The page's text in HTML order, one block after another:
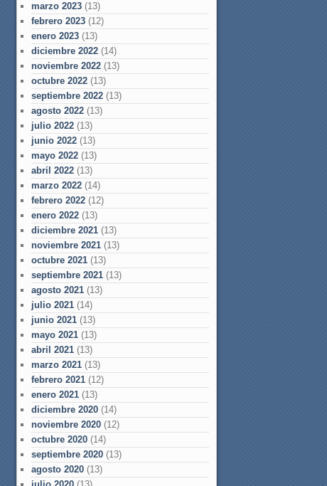
marzo 2023 (13)
febrero 2023 (12)
enero 2023 (13)
diciembre 2022 (14)
noviembre 2022 (13)
octubre 2022 (13)
septiembre 2022 (13)
agosto 2022 (13)
julio 2022 (13)
junio 2022 (13)
mayo 2022 (13)
abril 2022 (13)
marzo 2022 (14)
febrero 2022 (12)
enero 2022 (13)
diciembre 2021 (13)
noviembre 2021 (13)
octubre 2021 (13)
septiembre 2021 (13)
agosto 2021 (13)
julio 2021 (14)
junio 2021 (13)
mayo 2021 (13)
abril 2021 (13)
marzo 2021 (13)
febrero 2021 (12)
enero 2021 (13)
diciembre 2020 (14)
noviembre 2020 (12)
octubre 2020 (14)
septiembre 2020 (13)
agosto 2020 (13)